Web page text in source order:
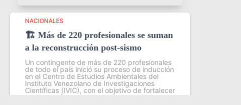
NACIONALES
🏗️ Más de 220 profesionales se suman
a la reconstrucción post-sismo
Un contingente de más de 220 profesionales
de todo el país inició su proceso de inducción
en el Centro de Estudios Ambientales del
Instituto Venezolano de Investigaciones
Científicas (IVIC), con el objetivo de fortalecer
Leer más